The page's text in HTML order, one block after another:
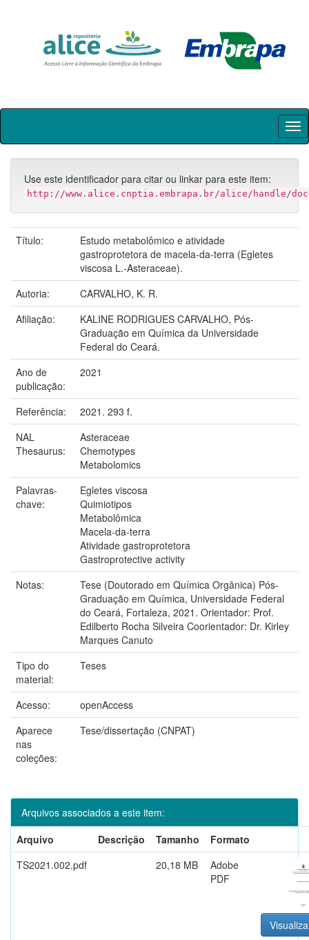
Skip
Use este identificador para citar ou linkar para este item:
http://www.alice.cnptia.embrapa.br/alice/handle/doc/
Título:
Estudo metabolômico e atividade
gastroprotetora de macela-da-terra (Egletes
viscosa L.-Asteraceae).
Autoria:
CARVALHO, K. R.
Afiliação:
KALINE RODRIGUES CARVALHO, Pós-
Graduação em Química da Universidade
Federal do Ceará.
Ano de
publicação:
2021
Referência:
2021. 293 f.
NAL
Thesaurus:
Asteraceae
Chemotypes
Metabolomics
Palavras-
chave:
Egletes viscosa
Quimiotipos
Metabolômica
Macela-da-terra
Atividade gastroprotetora
Gastroprotective activity
Notas:
Tese (Doutorado em Química Orgânica) Pós-
Graduação em Química, Universidade Federal
do Ceará, Fortaleza, 2021. Orientador: Prof.
Edilberto Rocha Silveira Coorientador: Dr. Kirley
Marques Canuto
Tipo do
material:
Teses
Acesso:
openAccess
Aparece
nas
coleções:
Tese/dissertação (CNPAT)
Arquivos associados a este item:
Arquivo
Descrição Tamanho
Formato
TS2021.002.pdf
20,18 MB
Adobe
PDF